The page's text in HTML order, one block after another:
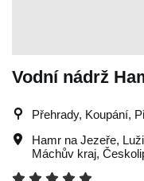
Vodní nádrž
Přehrady, Koupání,
Hamr na Jezeře,
Máchův kraj,